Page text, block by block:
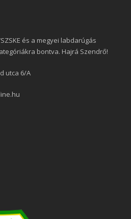
és a megyei labdarúgás
bontva. Hajrá Szendrő!
utca 6/A